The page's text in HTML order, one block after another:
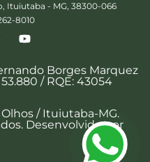
Ituiutaba - MG, 38300-066
8010
Borges Marquez
/ RQE: 43054
/ Ituiutaba-MG.
Desenvolvido por